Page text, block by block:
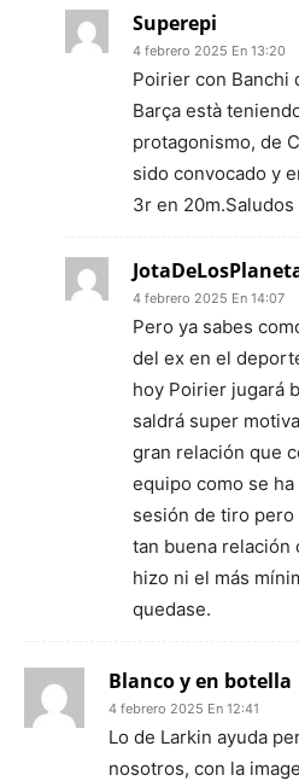
Superepi
4 febrero 2025 En 13:20
Poirier con Banchi
Barça està
protagonismo, de
sido convocado y
3r en 20m.Saludos
4 febrero 2025 En 14:07
Pero ya sabes
del ex en el
hoy Poirier jugará
saldrá super
gran relación que
equipo como se
sesión de tiro
tan buena relación
hizo ni el más
quedase.
Blanco y en botella
4 febrero 2025 En 12:41
Lo de Larkin ayuda
nosotros, con la